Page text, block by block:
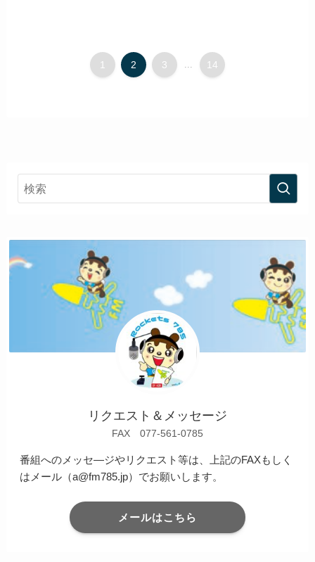
1 2 3 ... 14
リクエスト＆メッセージ
FAX 077-561-0785
番組へのメッセ―ジやリクエスト等は、上記のFAXもしく
はメール（a@fm785.jp）でお願いします。
メールはこちら